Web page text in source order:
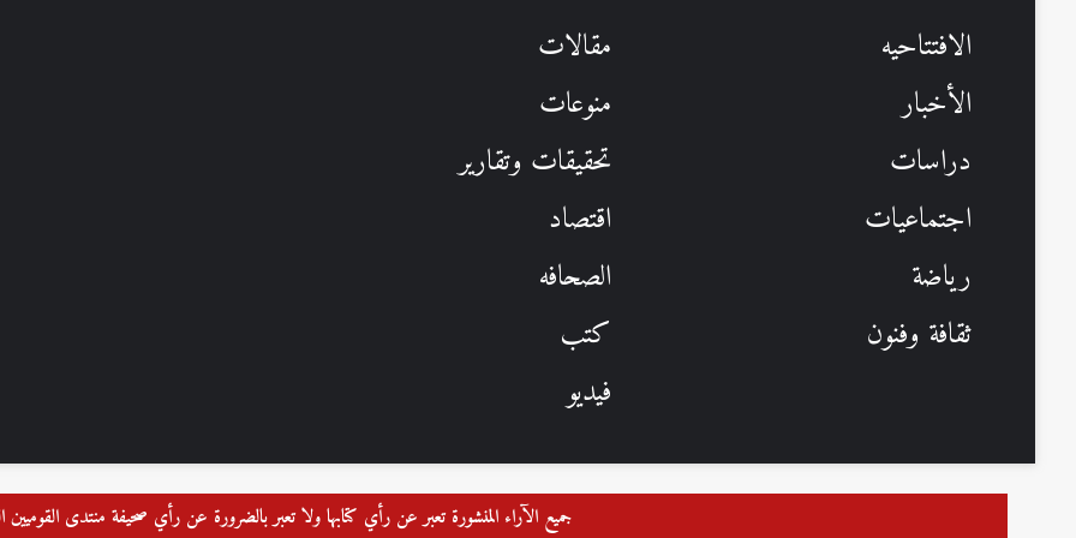
الافتتاحيه
الأخبار
دراسات
اجتماعيات
رياضة
ثقافة وفنون
مقالات
منوعات
تحقيقات وتقارير
اقتصاد
الصحافه
كتب
فيديو
جميع الآراء المنشورة تعبر عن رأي كتابها ولا تعبر بالضرورة عن رأي صحيفة منتدى